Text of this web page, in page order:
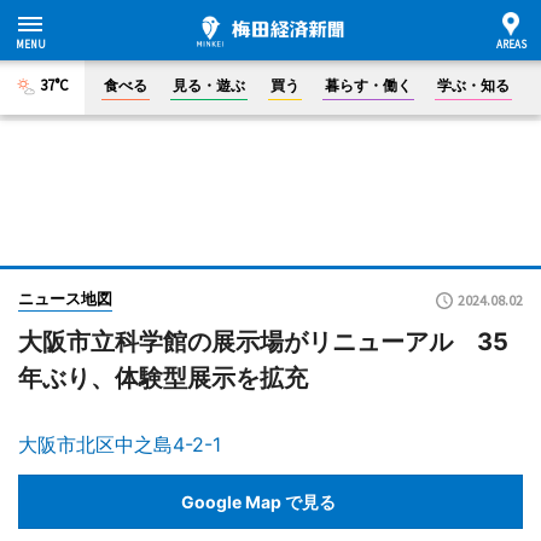
37°C 食べる 見る・遊ぶ 買う 暮らす・働く 学ぶ・知る
ニュース地図 2024.08.02
大阪市立科学館の展示場がリニューアル 35
年ぶり、体験型展示を拡充
大阪市北区中之島4-2-1
Google Map で見る